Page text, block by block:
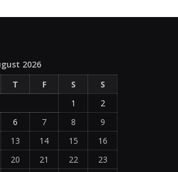
2026
T F S
S
1
2
6 7 8
9
13 14 15
16
20 21 22
23